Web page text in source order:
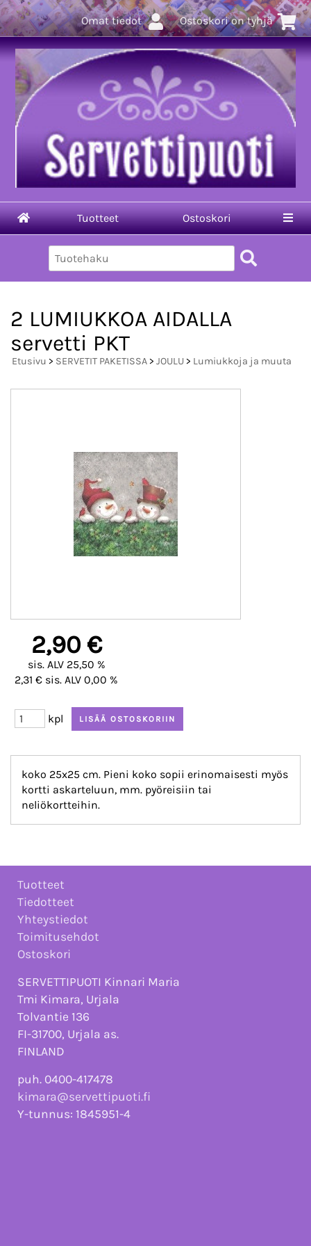
Omat tiedot Ostoskori on tyhjä
Tuotteet Ostoskori
2 LUMIUKKOA AIDALLA
servetti PKT
Etusivu > SERVETIT PAKETISSA> JOULU > Lumiukkoja ja muuta
2,90 €
sis. ALV 25,50 %
2,31 € sis. ALV 0,00 %
kpl
koko 25x25 cm. Pieni koko sopii erinomaisesti myös
kortti askarteluun, mm. pyöreisiin tai
neliökortteihin.
Tuotteet
Tiedotteet
Yhteystiedot
Toimitusehdot
Ostoskori
SERVETTIPUOTI Kinnari Maria
Tmi Kimara, Urjala
Tolvantie 136
FI-31700, Urjala as.
FINLAND
puh. 0400-417478
kimara@servettipuoti.fi
Y-tunnus: 1845951-4